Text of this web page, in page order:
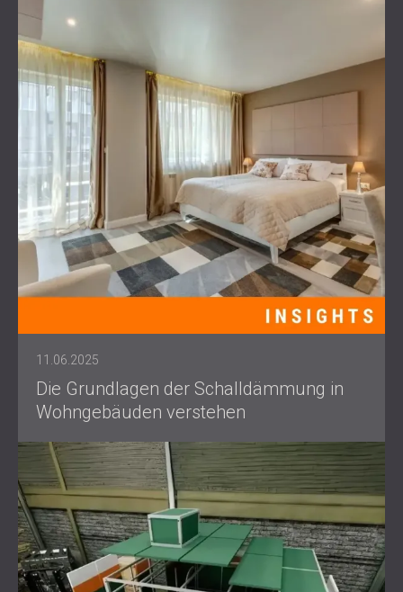
11.06.2025
Die Grundlagen der Schalldämmung in
Wohngebäuden verstehen